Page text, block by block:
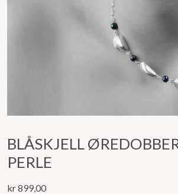
BLÅSKJELL
PERLE
kr899,00